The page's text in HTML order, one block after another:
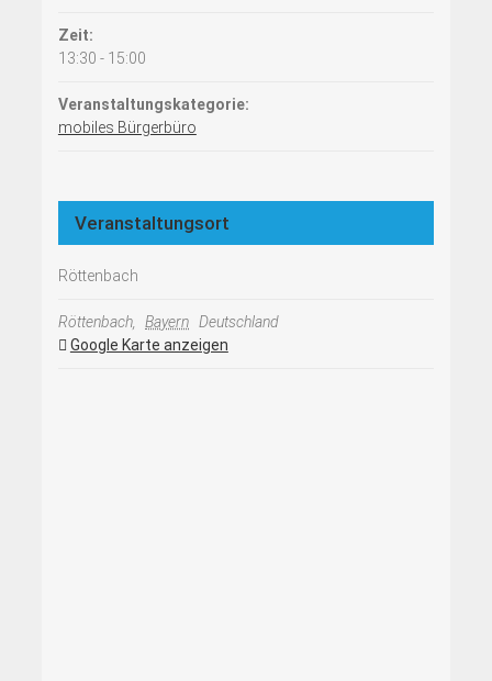
Zeit:
13:30 - 15:00
Veranstaltungskategorie:
mobiles Bürgerbüro
Veranstaltungsort
Röttenbach
Röttenbach, Bayern Deutschland
Google Karte anzeigen